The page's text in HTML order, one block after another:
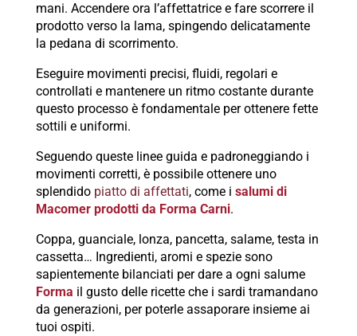
mani. Accendere ora l’affettatrice e fare scorrere il
prodotto verso la lama, spingendo delicatamente
la pedana di scorrimento.
Eseguire movimenti precisi, fluidi, regolari e
controllati e mantenere un ritmo costante durante
questo processo è fondamentale per ottenere fette
sottili e uniformi.
Seguendo queste linee guida e padroneggiando i
movimenti corretti, è possibile ottenere uno
splendido piatto di affettati, come i salumi di
Macomer prodotti da Forma Carni.
Coppa, guanciale, lonza, pancetta, salame, testa in
cassetta… Ingredienti, aromi e spezie sono
sapientemente bilanciati per dare a ogni salume
Forma il gusto delle ricette che i sardi tramandano
da generazioni, per poterle assaporare insieme ai
tuoi ospiti.